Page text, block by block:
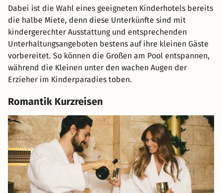
Dabei ist die Wahl eines geeigneten Kinderhotels bereits
die halbe Miete, denn diese Unterkünfte sind mit
kindergerechter Ausstattung und entsprechenden
Unterhaltungsangeboten bestens auf ihre kleinen Gäste
vorbereitet. So können die Großen am Pool entspannen,
während die Kleinen unter den wachen Augen der
Erzieher im Kinderparadies toben.
Romantik Kurzreisen